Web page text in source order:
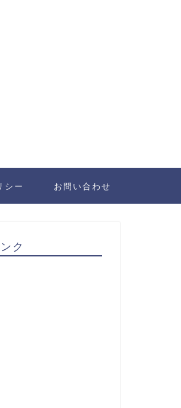
シー お問い合わせ
ク